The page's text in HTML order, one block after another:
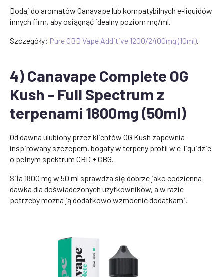
Dodaj do aromatów Canavape lub kompatybilnych e-liquidów
innych firm, aby osiągnąć idealny poziom mg/ml.
Szczegóły: Pure CBD Vape Additive 1200/2400mg (10ml).
4) Canavape Complete OG
Kush - Full Spectrum z
terpenami 1800mg (50ml)
Od dawna ulubiony przez klientów OG Kush zapewnia
inspirowany szczepem, bogaty w terpeny profil w e-liquidzie
o pełnym spektrum CBD + CBG.
Siła 1800 mg w 50 ml sprawdza się dobrze jako codzienna
dawka dla doświadczonych użytkowników, a w razie
potrzeby można ją dodatkowo wzmocnić dodatkami.